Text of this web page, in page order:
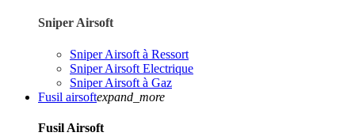
Sniper Airsoft
Sniper Airsoft à Ressort
Sniper Airsoft Electrique
Sniper Airsoft à Gaz
Fusil airsoftexpand_more
Fusil Airsoft